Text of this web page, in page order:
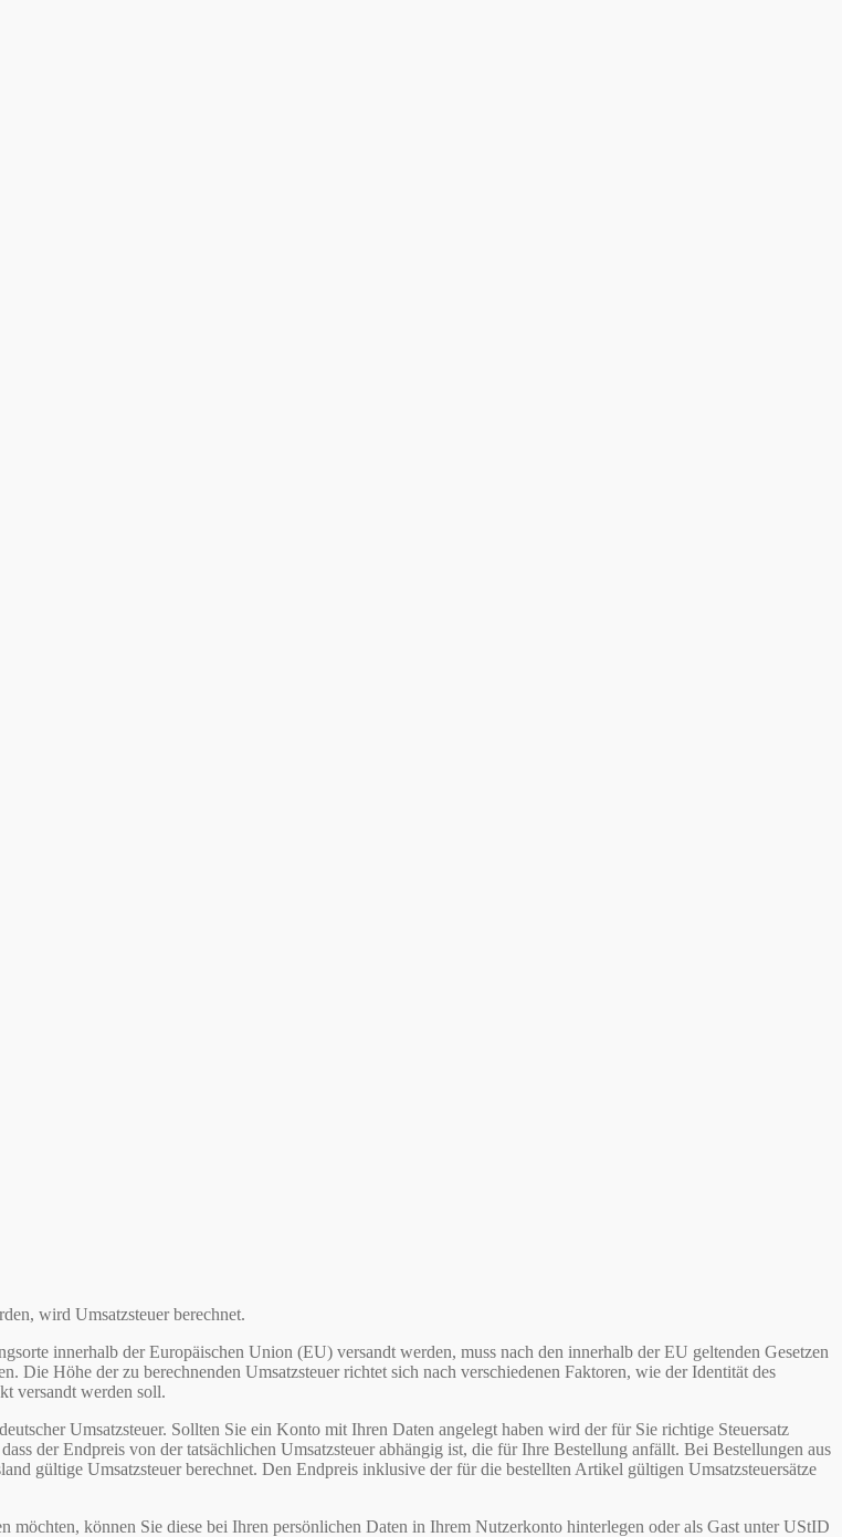
wird Umsatzsteuer berechnet.
innerhalb der Europäischen Union (EU) versandt werden, muss nach den innerhalb der EU geltenden Gesetzen
Die Höhe der zu berechnenden Umsatzsteuer richtet sich nach verschiedenen Faktoren, wie der Identität des
versandt werden soll.
Umsatzsteuer. Sollten Sie ein Konto mit Ihren Daten angelegt haben wird der für Sie richtige Steuersatz
der Endpreis von der tatsächlichen Umsatzsteuer abhängig ist, die für Ihre Bestellung anfällt. Bei Bestellungen aus
gültige Umsatzsteuer berechnet. Den Endpreis inklusive der für die bestellten Artikel gültigen Umsatzsteuersätze
können Sie diese bei Ihren persönlichen Daten in Ihrem Nutzerkonto hinterlegen oder als Gast unter UStID